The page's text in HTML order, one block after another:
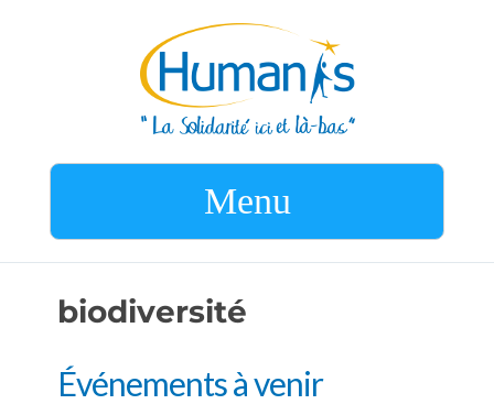
Menu
biodiversité
Événements à venir